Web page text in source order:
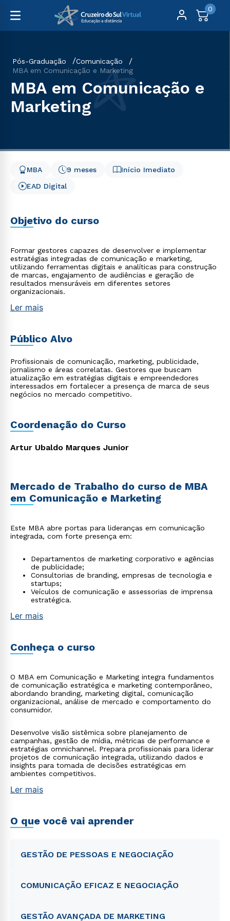
0
Pós-Graduação
Comunicação
MBA em Comunicação e Marketing
MBA em Comunicação e
Marketing
Início Imediato
9 meses
MBA
EAD Digital
Objetivo do curso
Formar gestores capazes de desenvolver e implementar
estratégias integradas de comunicação e marketing,
utilizando ferramentas digitais e analíticas para construção
de marcas, engajamento de audiências e geração de
resultados mensuráveis em diferentes setores
organizacionais.
Ler mais
Público Alvo
Profissionais de comunicação, marketing, publicidade,
jornalismo e áreas correlatas. Gestores que buscam
atualização em estratégias digitais e empreendedores
interessados em fortalecer a presença de marca de seus
negócios no mercado competitivo.
Coordenação do Curso
Artur Ubaldo Marques Junior
Mercado de Trabalho do curso de MBA
em Comunicação e Marketing
Este MBA abre portas para lideranças em comunicação
integrada, com forte presença em:
Departamentos de marketing corporativo e agências
de publicidade;
Consultorias de branding, empresas de tecnologia e
startups;
Veículos de comunicação e assessorias de imprensa
estratégica.
Ler mais
Conheça o curso
O MBA em Comunicação e Marketing integra fundamentos
de comunicação estratégica e marketing contemporâneo,
abordando branding, marketing digital, comunicação
organizacional, análise de mercado e comportamento do
consumidor.
Desenvolve visão sistêmica sobre planejamento de
campanhas, gestão de mídia, métricas de performance e
estratégias omnichannel. Prepara profissionais para liderar
projetos de comunicação integrada, utilizando dados e
insights para tomada de decisões estratégicas em
ambientes competitivos.
Ler mais
O que você vai aprender
GESTÃO DE PESSOAS E NEGOCIAÇÃO
COMUNICAÇÃO EFICAZ E NEGOCIAÇÃO
GESTÃO AVANÇADA DE MARKETING